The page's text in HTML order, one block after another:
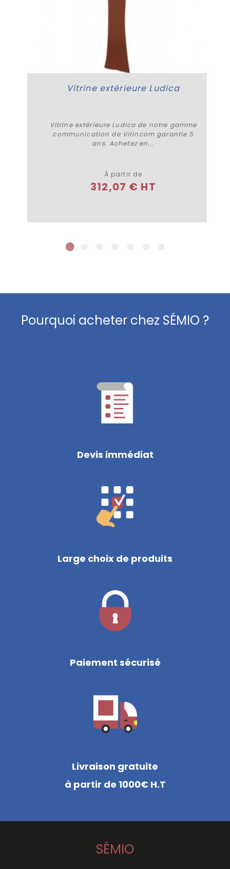
Vitrine extérieure Ludica
Vitrine extérieure Ludica de notre gamme
communication de Vitincom garantie 5
ans. Achetez en...
À partir de
312,07 € HT
Pourquoi acheter chez SÉMIO ?
Devis immédiat
Large choix de produits
Paiement sécurisé
Livraison gratuite
à partir de 1000€ H.T
SÉMIO